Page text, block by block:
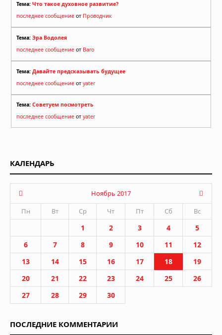
Тема: Что такое духовное развитие?
последнее сообщение от Проводник
Тема: Эра Водолея
последнее сообщение от Baro
Тема: Давайте предсказывать будущее
последнее сообщение от yater
Тема: Советуем посмотреть
последнее сообщение от yater
КАЛЕНДАРЬ
Ноябрь 2017
Пн
Вт Ср Чт Пт Сб Вс
1 2 3 4
5
6
7 8 9 10 11
12
13
14 15 16 17 18
19
20
21 22 23 24 25
26
27
28 29 30
ПОСЛЕДНИЕ КОММЕНТАРИИ